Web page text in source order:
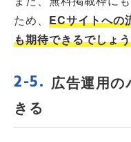
ため、 ECサイトへの
も期待できるでしょ
広告運用の
きる